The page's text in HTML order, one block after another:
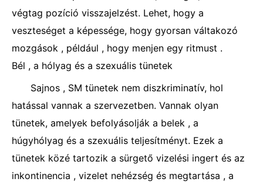
végtag pozíció visszajelzést. Lehet, hogy a
veszteséget a képessége, hogy gyorsan váltakozó
mozgások , például , hogy menjen egy ritmust .
Bél , a hólyag és a szexuális tünetek
Sajnos , SM tünetek nem diszkriminatív, hol
hatással vannak a szervezetben. Vannak olyan
tünetek, amelyek befolyásolják a belek , a
húgyhólyag és a szexuális teljesítményt. Ezek a
tünetek közé tartozik a sürgető vizelési ingert és az
inkontinencia , vizelet nehézség és megtartása , a